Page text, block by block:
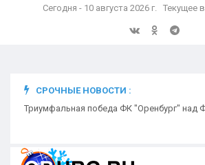
Сегодня - 10 августа 2026 г. Текущее
СРОЧНЫЕ НОВОСТИ :
Триумфальная победа ФК "Оренбург" над